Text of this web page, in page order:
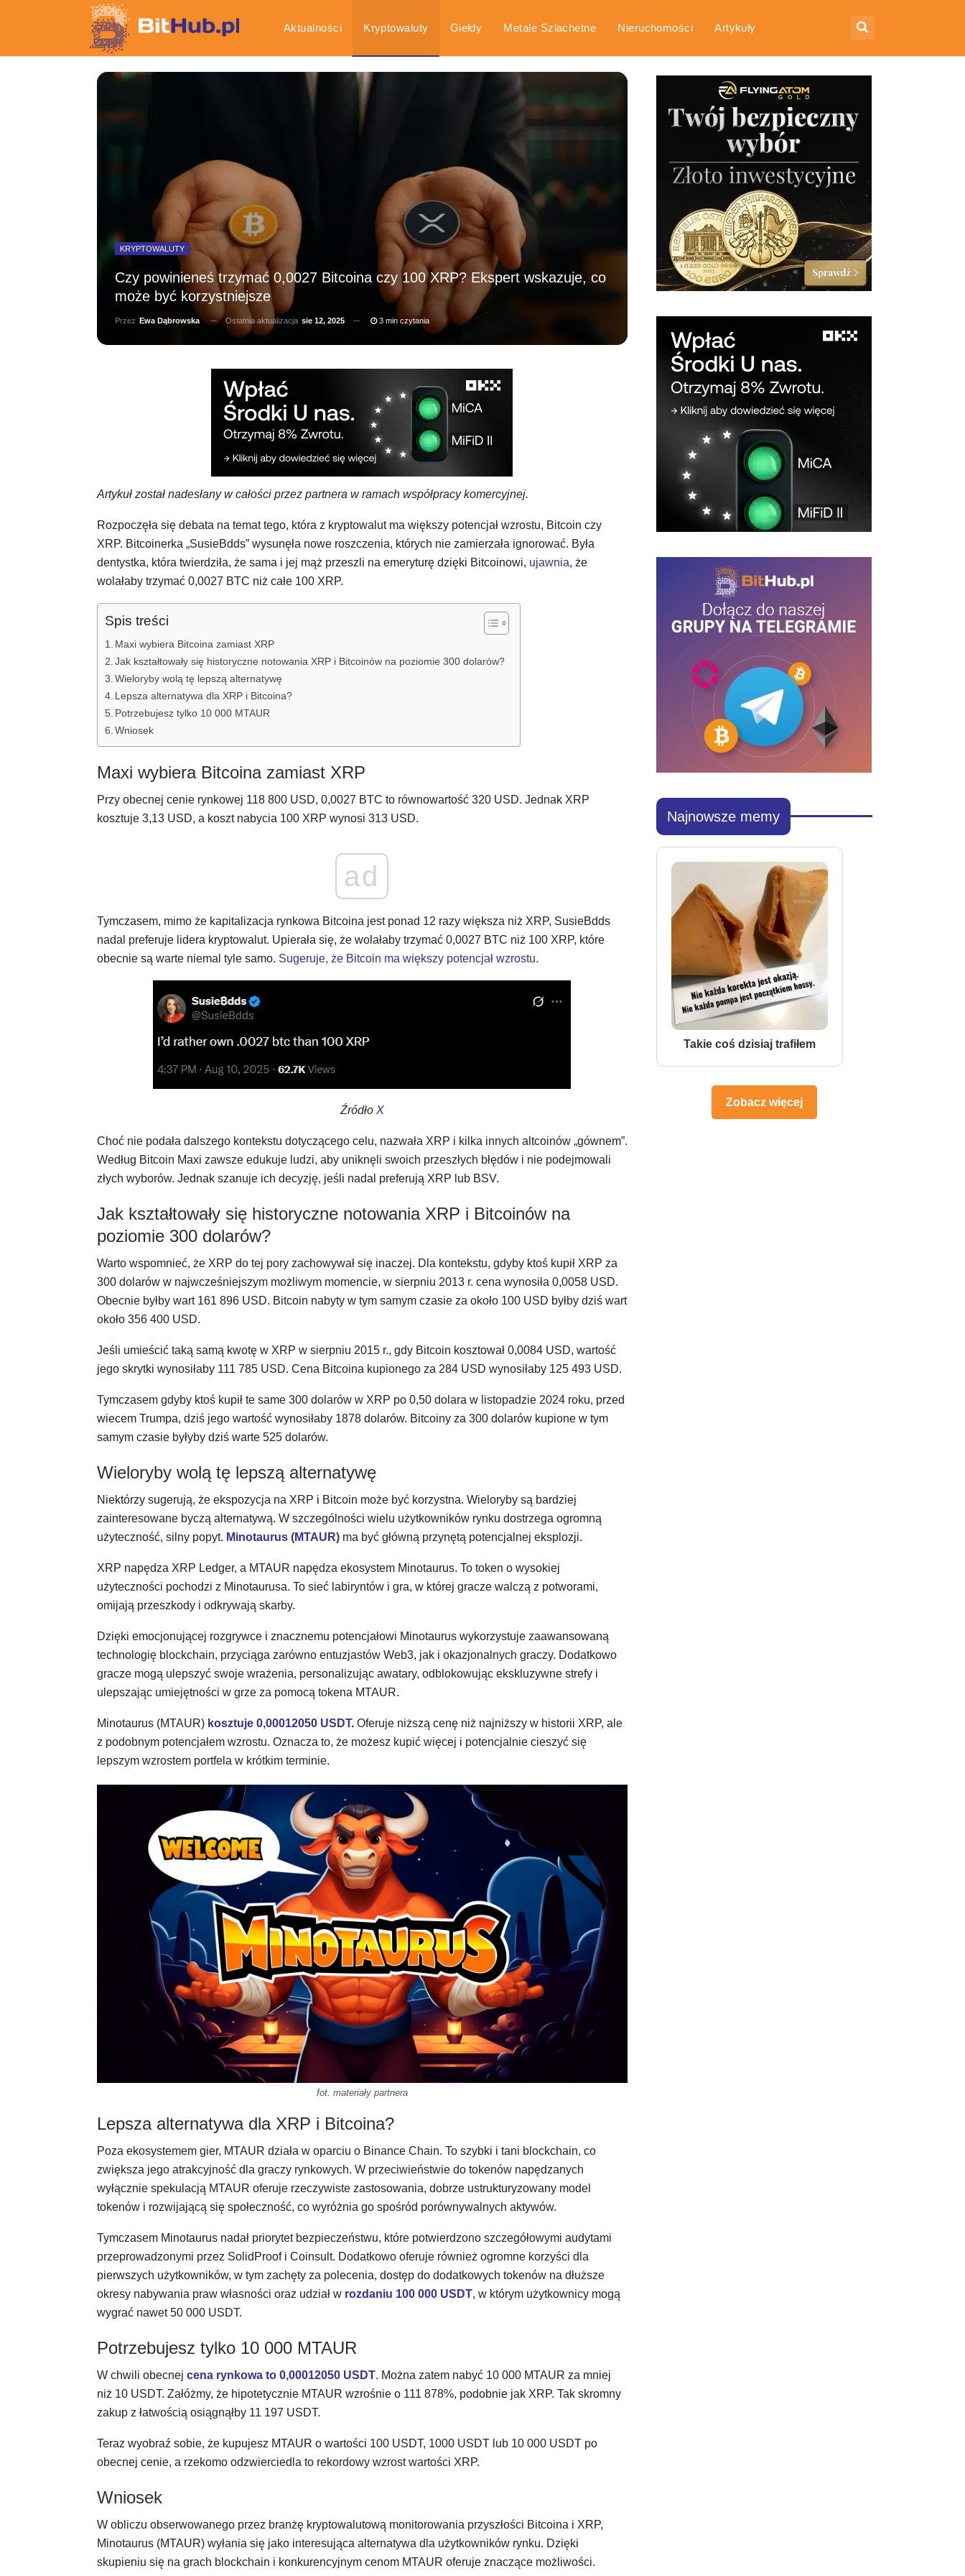
Aktualności Kryptowaluty Giełdy Metale Szlachetne Nieruchomości Artykuły
Gospodarka Poradniki
KRYPTOWALUTY
Czy powinieneś trzymać 0,0027 Bitcoina czy 100 XRP? Ekspert wskazuje, co
może być korzystniejsze
Przez Ewa Dąbrowska Ostatnia aktualizacja sie 12, 2025 3 min czytania
Artykuł został nadesłany w całości przez partnera w ramach współpracy komercyjnej.
Rozpoczęła się debata na temat tego, która z kryptowalut ma większy potencjał wzrostu, Bitcoin czy
XRP. Bitcoinerka „SusieBdds” wysunęła nowe roszczenia, których nie zamierzała ignorować. Była
dentystka, która twierdziła, że sama i jej mąż przeszli na emeryturę dzięki Bitcoinowi, ujawnia, że
wolałaby trzymać 0,0027 BTC niż całe 100 XRP.
Spis treści
Maxi wybiera Bitcoina zamiast XRP
Jak kształtowały się historyczne notowania XRP i Bitcoinów na poziomie 300 dolarów?
Wieloryby wolą tę lepszą alternatywę
Lepsza alternatywa dla XRP i Bitcoina?
Potrzebujesz tylko 10 000 MTAUR
Wniosek
Maxi wybiera Bitcoina zamiast XRP
Przy obecnej cenie rynkowej 118 800 USD, 0,0027 BTC to równowartość 320 USD. Jednak XRP
kosztuje 3,13 USD, a koszt nabycia 100 XRP wynosi 313 USD.
ad
Tymczasem, mimo że kapitalizacja rynkowa Bitcoina jest ponad 12 razy większa niż XRP, SusieBdds
nadal preferuje lidera kryptowalut. Upierała się, że wolałaby trzymać 0,0027 BTC niż 100 XRP, które
obecnie są warte niemal tyle samo. Sugeruje, że Bitcoin ma większy potencjał wzrostu.
Źródło X
Choć nie podała dalszego kontekstu dotyczącego celu, nazwała XRP i kilka innych altcoinów „gównem”.
Według Bitcoin Maxi zawsze edukuje ludzi, aby uniknęli swoich przeszłych błędów i nie podejmowali
złych wyborów. Jednak szanuje ich decyzję, jeśli nadal preferują XRP lub BSV.
Jak kształtowały się historyczne notowania XRP i Bitcoinów na
poziomie 300 dolarów?
Warto wspomnieć, że XRP do tej pory zachowywał się inaczej. Dla kontekstu, gdyby ktoś kupił XRP za
300 dolarów w najwcześniejszym możliwym momencie, w sierpniu 2013 r. cena wynosiła 0,0058 USD.
Obecnie byłby wart 161 896 USD. Bitcoin nabyty w tym samym czasie za około 100 USD byłby dziś wart
około 356 400 USD.
Jeśli umieścić taką samą kwotę w XRP w sierpniu 2015 r., gdy Bitcoin kosztował 0,0084 USD, wartość
jego skrytki wynosiłaby 111 785 USD. Cena Bitcoina kupionego za 284 USD wynosiłaby 125 493 USD.
Tymczasem gdyby ktoś kupił te same 300 dolarów w XRP po 0,50 dolara w listopadzie 2024 roku, przed
wiecem Trumpa, dziś jego wartość wynosiłaby 1878 dolarów. Bitcoiny za 300 dolarów kupione w tym
samym czasie byłyby dziś warte 525 dolarów.
Wieloryby wolą tę lepszą alternatywę
Niektórzy sugerują, że ekspozycja na XRP i Bitcoin może być korzystna. Wieloryby są bardziej
zainteresowane byczą alternatywą. W szczególności wielu użytkowników rynku dostrzega ogromną
użyteczność, silny popyt. Minotaurus (MTAUR)ma być główną przynętą potencjalnej eksplozji.
XRP napędza XRP Ledger, a MTAUR napędza ekosystem Minotaurus. To token o wysokiej
użyteczności pochodzi z Minotaurusa. To sieć labiryntów i gra, w której gracze walczą z potworami,
omijają przeszkody i odkrywają skarby.
Dzięki emocjonującej rozgrywce i znacznemu potencjałowi Minotaurus wykorzystuje zaawansowaną
technologię blockchain, przyciąga zarówno entuzjastów Web3, jak i okazjonalnych graczy. Dodatkowo
gracze mogą ulepszyć swoje wrażenia, personalizując awatary, odblokowując ekskluzywne strefy i
ulepszając umiejętności w grze za pomocą tokena MTAUR.
Minotaurus (MTAUR) kosztuje 0,00012050 USDT.Oferuje niższą cenę niż najniższy w historii XRP, ale
z podobnym potencjałem wzrostu. Oznacza to, że możesz kupić więcej i potencjalnie cieszyć się
lepszym wzrostem portfela w krótkim terminie.
fot. materiały partnera
Lepsza alternatywa dla XRP i Bitcoina?
Poza ekosystemem gier, MTAUR działa w oparciu o Binance Chain. To szybki i tani blockchain, co
zwiększa jego atrakcyjność dla graczy rynkowych. W przeciwieństwie do tokenów napędzanych
wyłącznie spekulacją MTAUR oferuje rzeczywiste zastosowania, dobrze ustrukturyzowany model
tokenów i rozwijającą się społeczność, co wyróżnia go spośród porównywalnych aktywów.
Tymczasem Minotaurus nadał priorytet bezpieczeństwu, które potwierdzono szczegółowymi audytami
przeprowadzonymi przez SolidProof i Coinsult. Dodatkowo oferuje również ogromne korzyści dla
pierwszych użytkowników, w tym zachęty za polecenia, dostęp do dodatkowych tokenów na dłuższe
okresy nabywania praw własności oraz udział w rozdaniu 100 000 USDT, w którym użytkownicy mogą
wygrać nawet 50 000 USDT.
Potrzebujesz tylko 10 000 MTAUR
W chwili obecnej cena rynkowa to 0,00012050 USDT. Można zatem nabyć 10 000 MTAUR za mniej
niż 10 USDT. Załóżmy, że hipotetycznie MTAUR wzrośnie o 111 878%, podobnie jak XRP. Tak skromny
zakup z łatwością osiągnąłby 11 197 USDT.
Teraz wyobraź sobie, że kupujesz MTAUR o wartości 100 USDT, 1000 USDT lub 10 000 USDT po
obecnej cenie, a rzekomo odzwierciedla to rekordowy wzrost wartości XRP.
Wniosek
W obliczu obserwowanego przez branżę kryptowalutową monitorowania przyszłości Bitcoina i XRP,
Minotaurus (MTAUR) wyłania się jako interesująca alternatywa dla użytkowników rynku. Dzięki
skupieniu się na grach blockchain i konkurencyjnym cenom MTAUR oferuje znaczące możliwości.
Najnowsze memy
Takie coś dzisiaj trafiłem
Zobacz więcej